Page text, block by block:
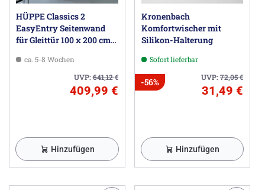
HÜPPE Classics 2
EasyEntry Seitenwand
für Gleittür 100 x 200 cm,
ca. 5-8 Wochen
UVP:641,12€
409,99 €
Hinzufügen
Kronenbach
Komfortwischer mit
Silikon-Halterung
Sofort lieferbar
UVP:72,05€
-56%
31,49 €
Hinzufügen